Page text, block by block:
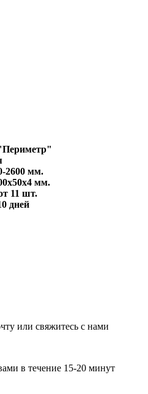
2600 мм.
мм.
11 шт.
дней
или свяжитесь с нами
в течение 15-20 минут